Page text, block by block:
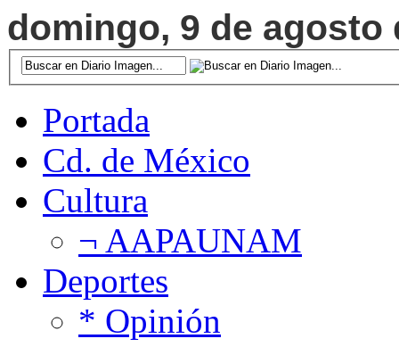
domingo, 9 de agosto
Portada
Cd. de México
Cultura
¬ AAPAUNAM
Deportes
* Opinión